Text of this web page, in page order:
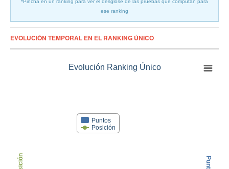
*Pincha en un ranking para ver el desglose de las pruebas que computan para
ese ranking
EVOLUCIÓN TEMPORAL EN EL RANKING ÚNICO
Evolución Ranking Único
Puntos
Posición